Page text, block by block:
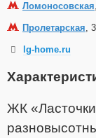
Ломоносовская
Пролетарская,
lg-home.ru
ЖК